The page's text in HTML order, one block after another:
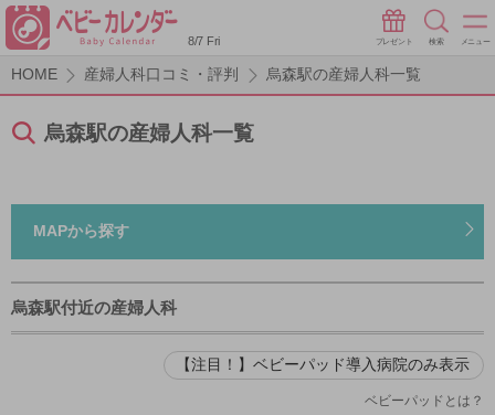
8/7 Fri プレゼント 検索 メニュー
HOME 産婦人科口コミ・評判 烏森駅の産婦人科一覧
烏森駅の産婦人科一覧
MAPから探す
烏森駅付近の産婦人科
【注目！】ベビーパッド導入病院のみ表示
ベビーパッドとは？